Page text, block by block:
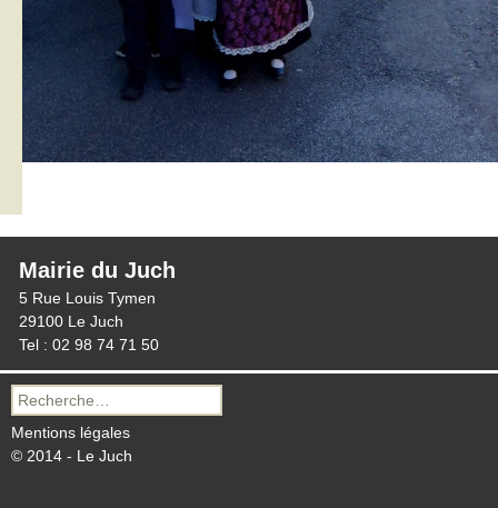
Mairie du Juch
5 Rue Louis Tymen
29100 Le Juch
Tel : 02 98 74 71 50
Recherche
pour :
Mentions légales
© 2014 - Le Juch